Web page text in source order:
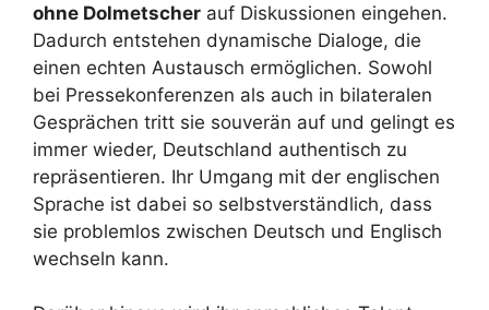
ohne Dolmetscher auf Diskussionen eingehen.
Dadurch entstehen dynamische Dialoge, die
einen echten Austausch ermöglichen. Sowohl
bei Pressekonferenzen als auch in bilateralen
Gesprächen tritt sie souverän auf und gelingt es
immer wieder, Deutschland authentisch zu
repräsentieren. Ihr Umgang mit der englischen
Sprache ist dabei so selbstverständlich, dass
sie problemlos zwischen Deutsch und Englisch
wechseln kann.